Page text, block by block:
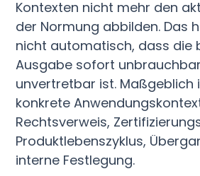
Kontexten nicht mehr den
der Normung abbilden. Das
nicht automatisch, dass die
Ausgabe sofort
unvertretbar ist. Maßgeblich
konkrete
Rechtsverweis,
Produktlebenszyklus,
interne Festlegung.